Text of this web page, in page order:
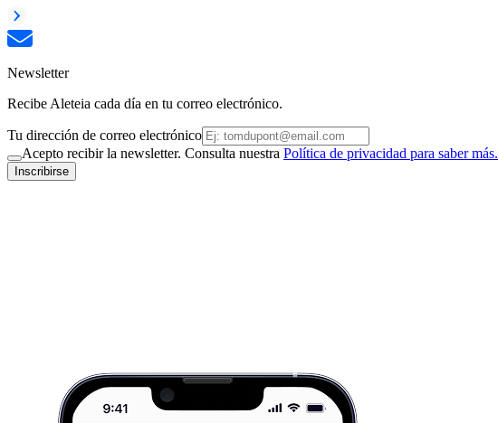
Newsletter
Recibe Aleteia cada día en tu correo electrónico.
Tu dirección de correo electrónico
Acepto recibir la newsletter. Consulta nuestra Política de privacidad para saber más.
Inscribirse